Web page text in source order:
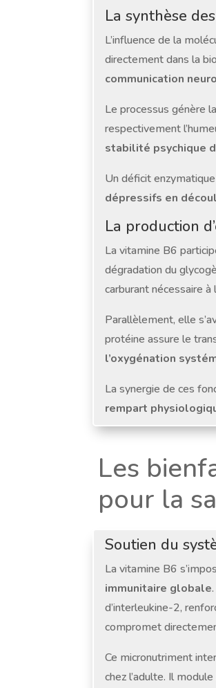
La synthèse
L’influence de la
directement dans la
communication
Le processus génère
respectivement
stabilité psychique
Un déficit
dépressifs en
La production
La vitamine B6
dégradation du
carburant nécessaire à
Parallèlement, elle
protéine assure le
l’oxygénation
La synergie de ces
rempart
Les
pour la
Soutien du
La vitamine B6
immunitaire globale
d’interleukine-2,
compromet
Ce micronutriment
chez l’adulte. Il